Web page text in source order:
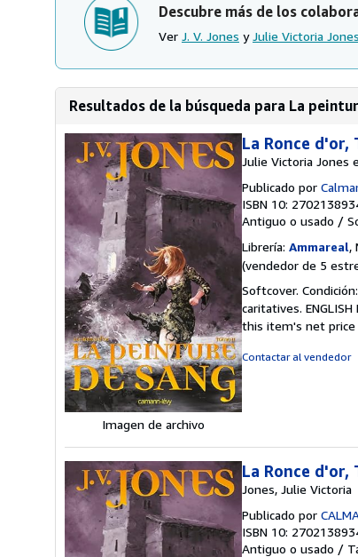
Descubre más de los
Ver J. V. Jones yJulie Victoria Jones
Resultados de la búsqueda para La
Imagen de archivo
La Ronce d'or,
Julie Victoria Jones
Publicado por
ISBN 10:
Antiguo o usado /
Librería: Ammareal,
(vendedor de 5
Softcover.
caritatives.
this item's net price
Contactar al vendedor
La Ronce d'or,
Jones, Julie Victoria
Publicado por
ISBN 10:
Antiguo o usado /